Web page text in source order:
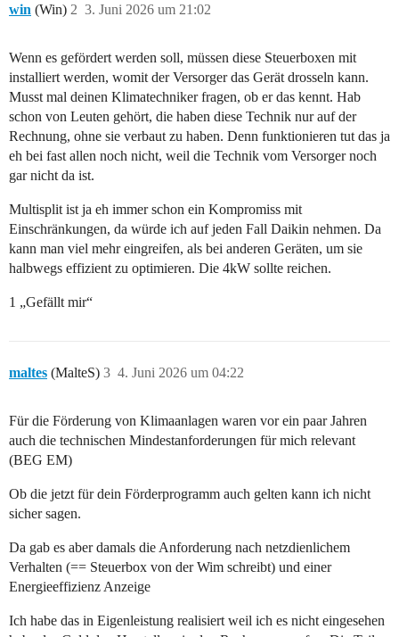
win (Win) 3. Juni 2026 um 21:02
2
Wenn es gefördert werden soll, müssen diese Steuerboxen mit
installiert werden, womit der Versorger das Gerät drosseln kann.
Musst mal deinen Klimatechniker fragen, ob er das kennt. Hab
schon von Leuten gehört, die haben diese Technik nur auf der
Rechnung, ohne sie verbaut zu haben. Denn funktionieren tut das ja
eh bei fast allen noch nicht, weil die Technik vom Versorger noch
gar nicht da ist.
Multisplit ist ja eh immer schon ein Kompromiss mit
Einschränkungen, da würde ich auf jeden Fall Daikin nehmen. Da
kann man viel mehr eingreifen, als bei anderen Geräten, um sie
halbwegs effizient zu optimieren. Die 4kW sollte reichen.
1 „Gefällt mir“
maltes (MalteS) 4. Juni 2026 um 04:22
3
Für die Förderung von Klimaanlagen waren vor ein paar Jahren
auch die technischen Mindestanforderungen für mich relevant
(BEG EM)
Ob die jetzt für dein Förderprogramm auch gelten kann ich nicht
sicher sagen.
Da gab es aber damals die Anforderung nach netzdienlichem
Verhalten (== Steuerbox von der Wim schreibt) und einer
Energieeffizienz Anzeige
Ich habe das in Eigenleistung realisiert weil ich es nicht eingesehen